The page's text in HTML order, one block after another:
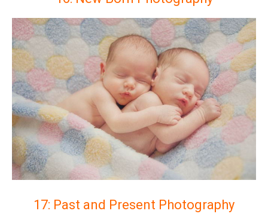
17: Past and Present Photography